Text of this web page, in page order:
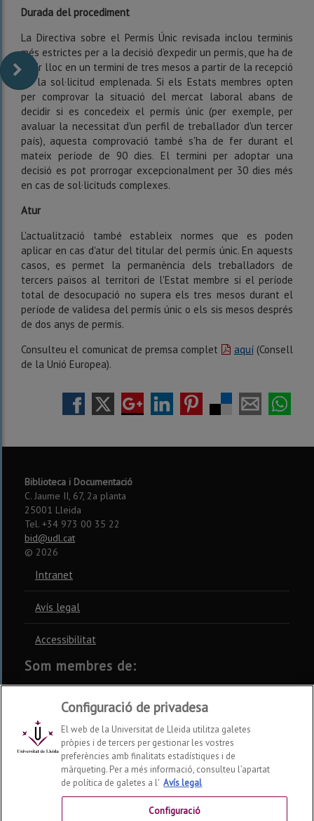
Durada del procediment
La Directiva sobre el Permís Únic revisada inclou terminis
més estrictes per a la decisió d’expedir un permís, que ha de
tenir lloc en un termini de tres mesos a partir de la recepció
de la sol·licitud emplenada. Si els Estats membres opten
per comprovar la situació del mercat laboral abans de
decidir si es concedeix el permís únic (per exemple, per
avaluar la necessitat d'un perfil de treballador d'un tercer
país), aquesta comprovació també s'ha de fer durant el
mateix període de 90 dies. El termini per adoptar una
decisió es pot prorrogar excepcionalment per 30 dies més
en cas de sol·licituds complexes.
Atur
L'actualització també estableix normes que es poden
aplicar en cas d'atur del titular del permís únic. En aquests
casos, es permet la permanència dels treballadors de
tercers països al territori de l'Estat membre si el període
total de desocupació no supera els tres mesos durant el
període de validesa del permís únic o els sis mesos després
de dos anys de permís.
Consulteu el comunicat de premsa complet
aquí(Consell
de la Unió Europea).
Biblioteca i Documentació
C. Jaume II, 67, 2a planta
25001 Lleida
Tel. +34 973 00 35 22
bid@udl.cat
© 2026
Intranet
Avís legal
Accessibilitat
Som membres de:
CSUC REBIUN CRUE
Xarxes socials
Configuració de privadesa
El web de la Universitat de Lleida utilitza galetes
pròpies i de tercers per gestionar les vostres
preferències amb finalitats estadístiques i de
màrqueting. Per a més informació, consulteu l’apartat
de política de galetes a l' Avís legal
Configuració